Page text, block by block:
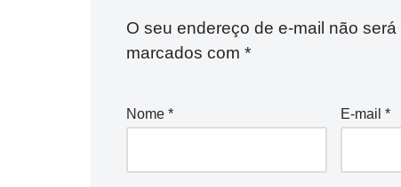
O seu endereço de e-mail não
marcados com *
Nome * E-mail*